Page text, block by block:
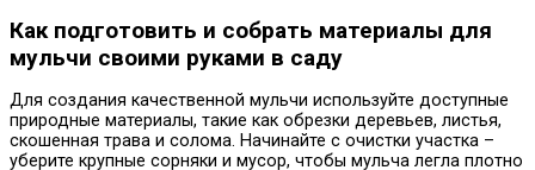
Как подготовить и собрать материалы для
мульчи своими руками в саду
Для создания качественной мульчи используйте доступные
природные материалы, такие как обрезки деревьев, листья,
скошенная трава и солома. Начинайте с очистки участка –
уберите крупные сорняки и мусор, чтобы мульча легла плотно